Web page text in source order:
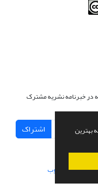
بهترین
در خبرنامه نشریه مشترک
اشتراک
سازی از سیناوب